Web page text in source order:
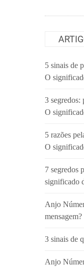
5 sinais de
O
3 segredos:
O
5 razões
O
7 segredos
significado
Anjo
mensagem?
3 sinais de
Anjo